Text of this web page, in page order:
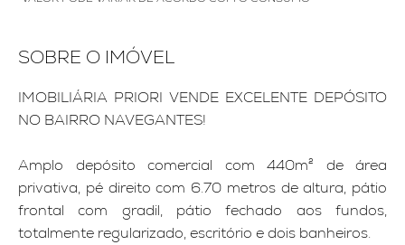
SOBRE O IMÓVEL
IMOBILIÁRIA PRIORI VENDE EXCELENTE DEPÓSITO
NO BAIRRO NAVEGANTES!
Amplo depósito comercial com 440m² de área
privativa, pé direito com 6.70 metros de altura, pátio
frontal com gradil, pátio fechado aos fundos,
totalmente regularizado, escritório e dois banheiros.